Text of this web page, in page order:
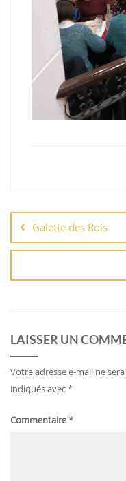
de
l’article
Galette des Rois
LAISSER UN
Votre adresse e-mail ne
indiqués avec*
Commentaire*